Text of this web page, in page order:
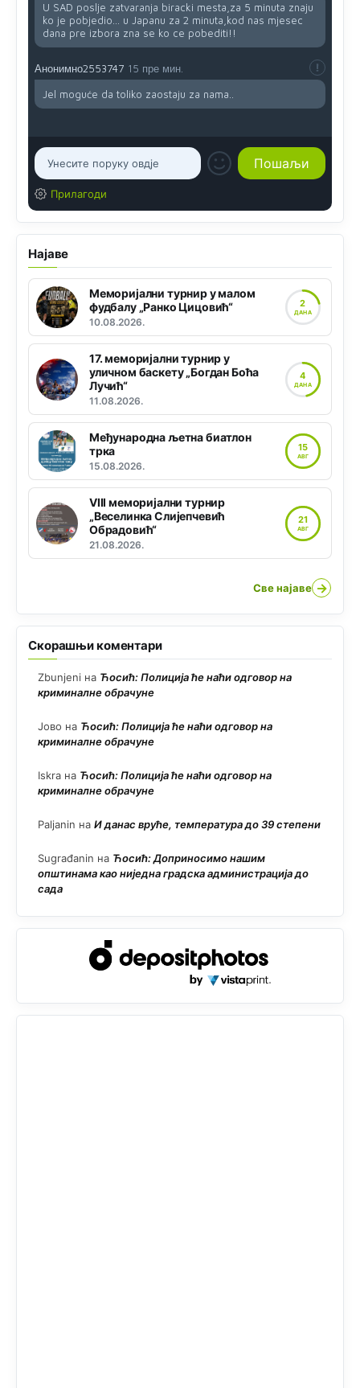
U SAD poslje zatvaranja biracki mesta,za 5 minuta znaju
ko je pobjedio... u Japanu za 2 minuta,kod nas mjesec
dana pre izbora zna se ko ce pobediti!!
Анонимно2553747 15 пре мин.
Jel moguće da toliko zaostaju za nama..
Прилагоди
Најаве
Меморијални турнир у малом
фудбалу „Ранко Цицовић“
10.08.2026.
2
ДАНА
17. меморијални турнир у
уличном баскету „Богдан Боћа
Лучић“
11.08.2026.
4
ДАНА
Међународна љетна биатлон
трка
15.08.2026.
15
АВГ
VIII меморијални турнир
„Веселинка Слијепчевић
Обрадовић“
21.08.2026.
21
АВГ
Све најаве →
Скорашњи коментари
Zbunjeni на Ћосић: Полиција ће наћи одговор на
криминалне обрачуне
Јово на Ћосић: Полиција ће наћи одговор на
криминалне обрачуне
Iskra на Ћосић: Полиција ће наћи одговор на
криминалне обрачуне
Paljanin на И данас вруће, температура до 39 степени
Sugrađanin на Ћосић: Доприносимо нашим
општинама као ниједна градска администрација до
сада